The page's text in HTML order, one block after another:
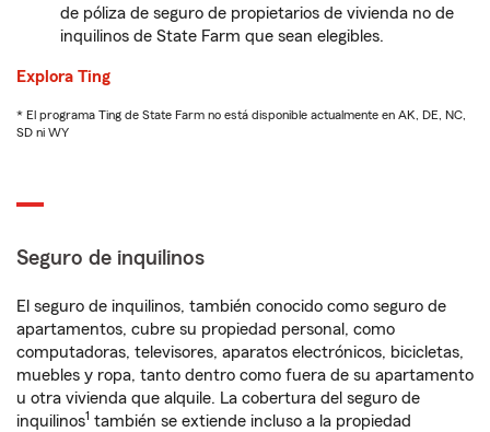
de póliza de seguro de propietarios de vivienda no de
inquilinos de State Farm que sean elegibles.
Explora Ting
* El programa Ting de State Farm no está disponible actualmente en AK, DE, NC,
SD ni WY
Seguro de inquilinos
El seguro de inquilinos, también conocido como seguro de
apartamentos, cubre su propiedad personal, como
computadoras, televisores, aparatos electrónicos, bicicletas,
muebles y ropa, tanto dentro como fuera de su apartamento
u otra vivienda que alquile. La cobertura del seguro de
inquilinos1 también se extiende incluso a la propiedad